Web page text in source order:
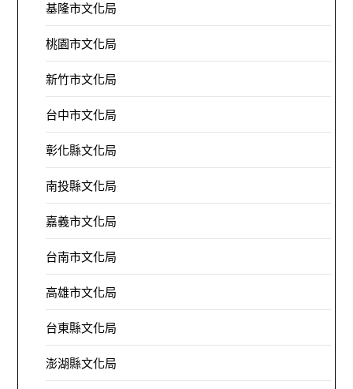
基隆市文化局
桃園市文化局
新竹市文化局
台中市文化局
彰化縣文化局
南投縣文化局
嘉義市文化局
台南市文化局
高雄市文化局
台東縣文化局
澎湖縣文化局